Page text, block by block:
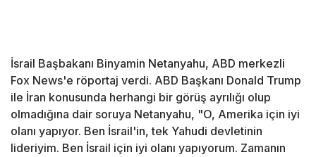
İsrail Başbakanı Binyamin Netanyahu, ABD merkezli
Fox News'e röportaj verdi. ABD Başkanı Donald Trump
ile İran konusunda herhangi bir görüş ayrılığı olup
olmadığına dair soruya Netanyahu, "O, Amerika için iyi
olanı yapıyor. Ben İsrail'in, tek Yahudi devletinin
lideriyim. Ben İsrail için iyi olanı yapıyorum. Zamanın